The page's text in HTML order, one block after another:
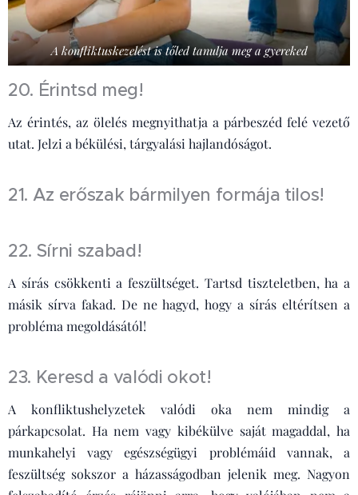
A konfliktuskezelést is tőled tanulja meg a gyereked
20. Érintsd meg!
Az érintés, az ölelés megnyithatja a párbeszéd felé vezető
utat. Jelzi a békülési, tárgyalási hajlandóságot.
21. Az erőszak bármilyen formája tilos!
22. Sírni szabad!
A sírás csökkenti a feszültséget. Tartsd tiszteletben, ha a
másik sírva fakad. De ne hagyd, hogy a sírás eltérítsen a
probléma megoldásától!
23. Keresd a valódi okot!
A konfliktushelyzetek valódi oka nem mindig a
párkapcsolat. Ha nem vagy kibékülve saját magaddal, ha
munkahelyi vagy egészségügyi problémáid vannak, a
feszültség sokszor a házasságodban jelenik meg. Nagyon